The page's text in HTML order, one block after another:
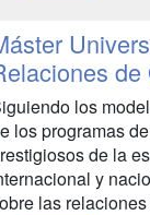
del
en l...de
los
los programas
de la
y
las